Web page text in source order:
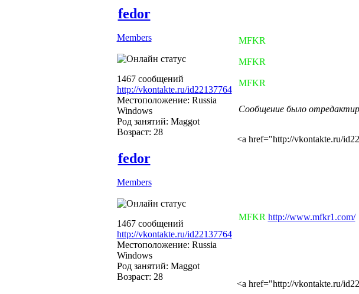
fedor
Members
1467 сообщений
http://vkontakte.ru/id22137764
Местоположение: Russia
Windows
Род занятий: Maggot
Возраст: 28
MFKR
MFKR
MFKR
Сообщение было
<a href="http://vkontakte.ru/
fedor
Members
1467 сообщений
http://vkontakte.ru/id22137764
Местоположение: Russia
Windows
Род занятий: Maggot
Возраст: 28
MFKR http://www.mfkr1.com/
<a href="http://vkontakte.ru/